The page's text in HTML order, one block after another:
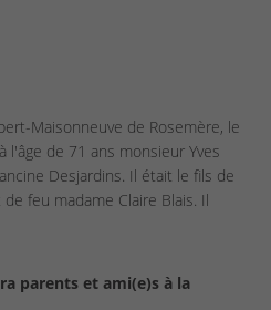
Maisonneuve de Rosemère, le
de 71 ans monsieur Yves
Desjardins. Il était le fils de
feu madame Claire Blais. Il
parents et ami(e)s à la